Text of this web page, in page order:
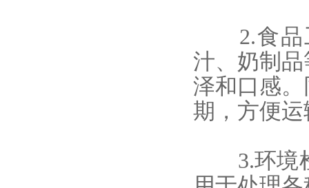
2.食品
汁、奶制
泽和口感
期，方便
3.环境